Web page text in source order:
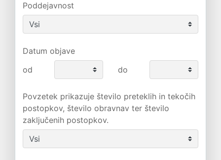
Poddejavnost
Datum objave
od
do
Povzetek prikazuje število preteklih in tekočih
postopkov, število obravnav ter število
zaključenih postopkov.